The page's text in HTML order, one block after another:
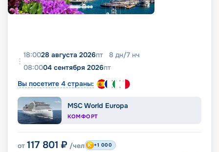
18:0028 августа 2026пт 8 дн/7 нч
08:0004 сентября 2026пт
Вы посетите 4 страны:
MSC World Europa
КОМФОРТ
от 117 801 ₽ /чел +1 000